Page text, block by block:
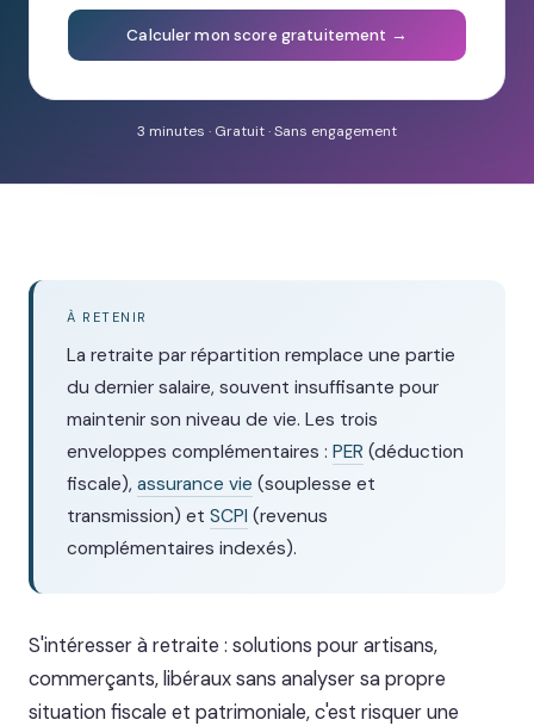
Calculer mon score gratuitement →
3 minutes · Gratuit · Sans engagement
À RETENIR
La retraite par répartition remplace une partie
du dernier salaire, souvent insuffisante pour
maintenir son niveau de vie. Les trois
enveloppes complémentaires : PER (déduction
fiscale), assurance vie (souplesse et
transmission) et SCPI (revenus
complémentaires indexés).
S'intéresser à retraite : solutions pour artisans,
commerçants, libéraux sans analyser sa propre
situation fiscale et patrimoniale, c'est risquer une